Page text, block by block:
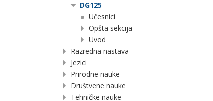
DG125
Učesnici
Opšta sekcija
Uvod
Razredna nastava
Jezici
Prirodne nauke
Društvene nauke
Tehničke nauke